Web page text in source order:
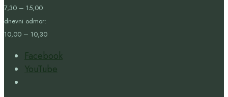
7,30 – 15,00
dnevni odmor:
10,00 – 10,30
Facebook
YouTube